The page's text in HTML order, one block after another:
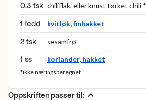
0.3 tsk chiliflak, eller knust tørket chili *
1 fedd hvitløk, finhakket
2 tsk sesamfrø
1 ss koriander, hakket
*ikke næringsberegnet
Oppskriften passer til: